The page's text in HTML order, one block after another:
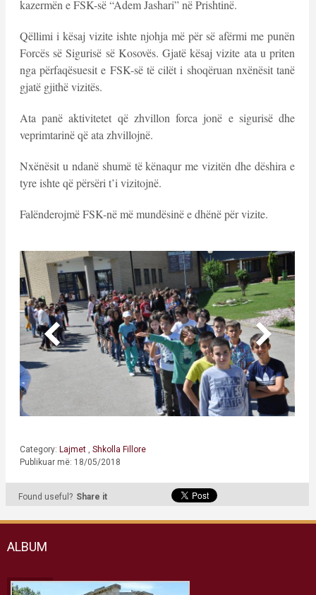
kazermën e FSK-së “Adem Jashari” në Prishtinë.
Qëllimi i kësaj vizite ishte njohja më për së afërmi me punën
Forcës së Sigurisë së Kosovës. Gjatë kësaj vizite ata u priten
nga përfaqësuesit e FSK-së të cilët i shoqëruan nxënësit tanë
gjatë gjithë vizitës.
Ata panë aktivitetet që zhvillon forca jonë e sigurisë dhe
veprimtarinë që ata zhvillojnë.
Nxënësit u ndanë shumë të kënaqur me vizitën dhe dëshira e
tyre ishte që përsëri t’i vizitojnë.
Falënderojmë FSK-në më mundësinë e dhënë për vizite.
Category: Lajmet
Shkolla Fillore
Publikuar më: 18/05/2018
Found useful? Share it
ALBUM